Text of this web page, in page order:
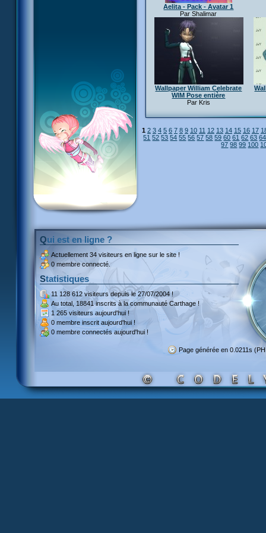
Aelita - Pack - Avatar 1
Par Shalimar
Wallpaper William Celebrate
WlM Pose entière
Par Kris
1 2 3 4 5 6 7 8 9 10 11 12 13 14 15 16 17
51 52 53 54 55 56 57 58 59 60 61 62 63 64
97 98 99 100
Qui est en ligne ?
Actuellement 34 visiteurs en ligne sur le site !
0 membre connecté.
Statistiques
11 128 612 visiteursdepuis le 27/07/2004 !
Au total, 18841 inscritsà la communauté Carthage !
1 265 visiteurs aujourd'hui !
0 membre inscrit aujourd'hui !
0 membre connectés aujourd'hui !
Page générée en 0.0211s